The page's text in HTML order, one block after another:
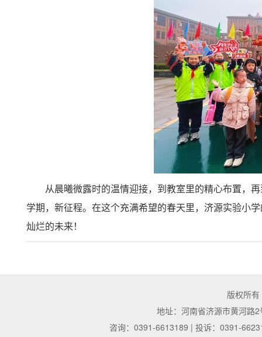
从晨曦微露时的温情迎接，到教室里的精心布置，
学期，新征程。在这个充满希望的春天里，济源实验小
灿烂的未来！
版权所
地址：河南省济源市黄河路
咨询：0391-6613189 | 投诉：0391-